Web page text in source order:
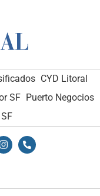
CYD Litoral
SF Puerto Negocios